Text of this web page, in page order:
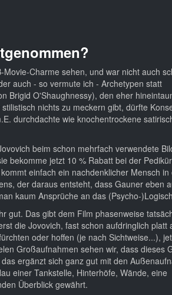
Charme sehen, und war nicht auch
auch - so vermute ich - Archetypen statt
Brigid O'Shaughnessy), den eher
nichts zu meckern gibt, dürfte
durchdachte wie knochentrockene
beim schon mehrfach verwendete
bekomme jetzt 10 % Rabatt bei der
einfach ein nachdenklicher Mensch in
der daraus entsteht, dass Gauner eben
kaum Ansprüche an das (Psycho-
gut. Das gibt dem Film phasenweise
die Jovovich, fast schon aufdringlich platt
oder hoffen (je nach Sichtweise...),
Großaufnahmen sehen wir, dass dieses
ergänzt sich ganz gut mit den
einer Tankstelle, Hinterhöfe, Wände, eine
Überblick gewährt.